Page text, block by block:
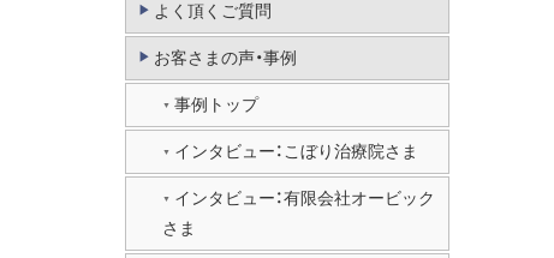
よく頂くご質問
お客さまの声・事例
事例トップ
インタビュー：こぼり治療院さま
インタビュー：有限会社オービック
さま